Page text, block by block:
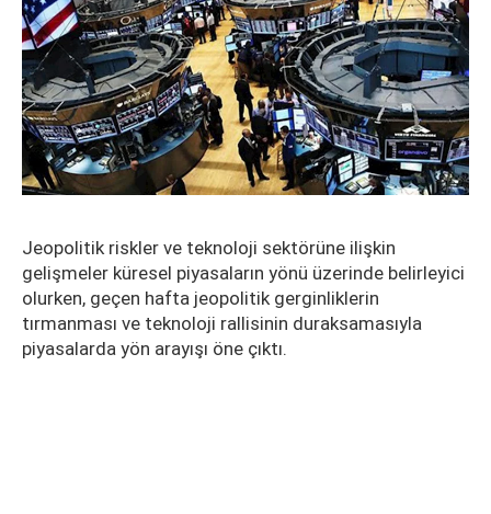
Jeopolitik riskler ve teknoloji sektörüne ilişkin
gelişmeler küresel piyasaların yönü üzerinde belirleyici
olurken, geçen hafta jeopolitik gerginliklerin
tırmanması ve teknoloji rallisinin duraksamasıyla
piyasalarda yön arayışı öne çıktı.